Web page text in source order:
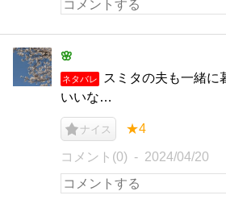
🌸
ネタバレ
スミタの夫も一緒に
いいな…
ナイス ★4
コメント(0) 2024/04/20